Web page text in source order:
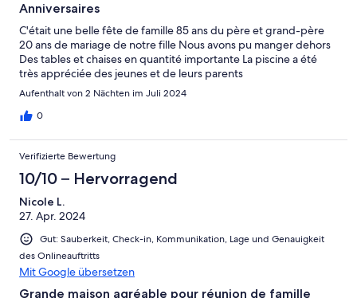
Anniversaires
C'était une belle fête de famille 85 ans du père et grand-père
20 ans de mariage de notre fille Nous avons pu manger dehors
Des tables et chaises en quantité importante La piscine a été
très appréciée des jeunes et de leurs parents
Aufenthalt von 2 Nächten im Juli 2024
0
Verifizierte Bewertung
10/10 – Hervorragend
Nicole L.
27. Apr. 2024
Gut: Sauberkeit, Check-in, Kommunikation, Lage und Genauigkeit
des Onlineauftritts
Mit Google übersetzen
Grande maison agréable pour réunion de famille